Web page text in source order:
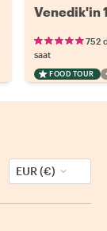
Venedik'in
752
saat
FOOD TOUR
EUR (€)